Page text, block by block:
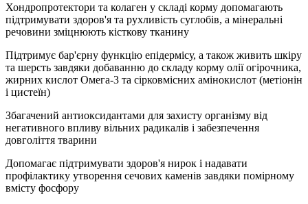
Хондропротектори та колаген у складі корму допомагають
підтримувати здоров'я та рухливість суглобів, а мінеральні
речовини зміцнюють кісткову тканину
Підтримує бар'єрну функцію епідермісу, а також живить шкіру
та шерсть завдяки добаванню до складу корму олії огірочника,
жирних кислот Омега-3 та сірковмісних амінокислот (метіонін
і цистеїн)
Збагачений антиоксидантами для захисту організму від
негативного впливу вільних радикалів і забезпечення
довголіття тварини
Допомагає підтримувати здоров'я нирок і надавати
профілактику утворення сечових каменів завдяки помірному
вмісту фосфору